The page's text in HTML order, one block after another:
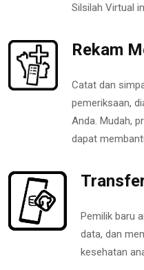
Silsilah Virtual
Rekam
Catat dan
pemeriksaan,
Anda. Mudah,
dapat
Pemilik baru
data, dan
kesehatan